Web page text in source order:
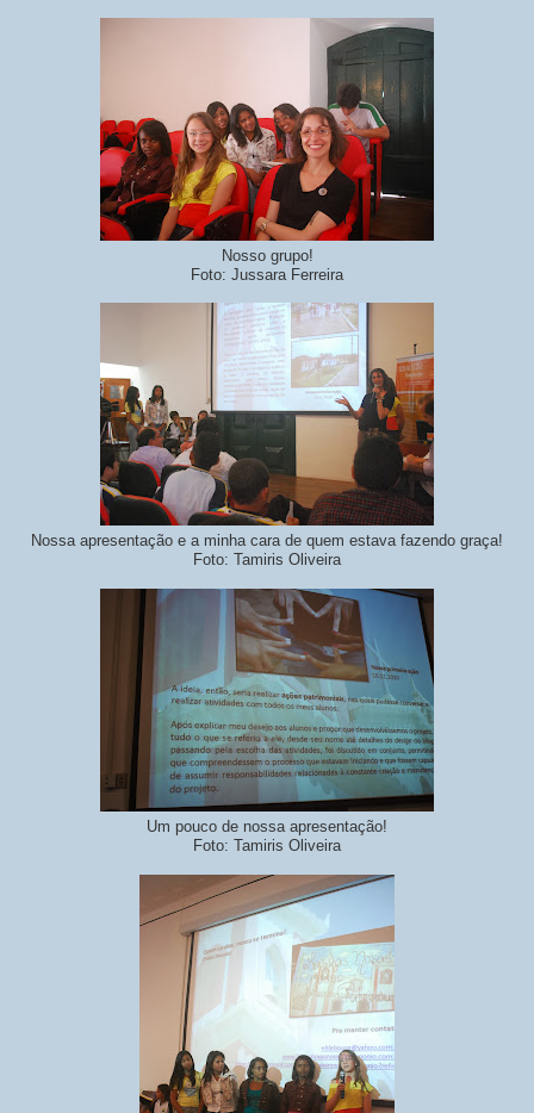
Nosso grupo!
Foto: Jussara Ferreira
Nossa apresentação e a minha cara de quem estava fazendo graça!
Foto: Tamiris Oliveira
Um pouco de nossa apresentação!
Foto: Tamiris Oliveira